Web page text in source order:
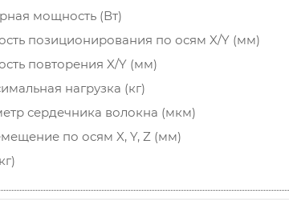
мощность (Вт)
позиционирования по осям X/Y (мм)
повторения X/Y (мм)
нагрузка (кг)
сердечника волокна (мкм)
по оcям X, Y, Z (мм)